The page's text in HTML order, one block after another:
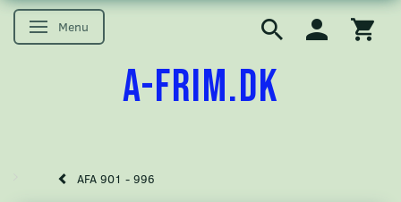
Skifte navigation
Menu
A-FRIM.DK
AFA 901 - 996